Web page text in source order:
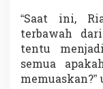
“Saat ini,
terbawah
tentu
semua
memuaskan?”